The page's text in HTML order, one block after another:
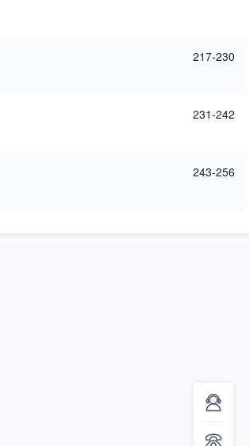
217-230
231-242
243-256